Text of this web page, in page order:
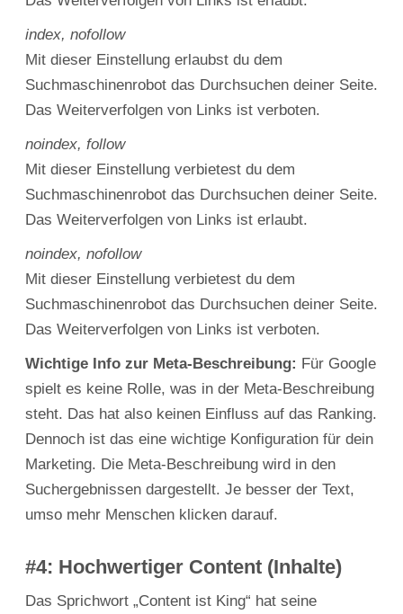
index, nofollow
Mit dieser Einstellung erlaubst du dem
Suchmaschinenrobot das Durchsuchen deiner Seite.
Das Weiterverfolgen von Links ist verboten.
noindex, follow
Mit dieser Einstellung verbietest du dem
Suchmaschinenrobot das Durchsuchen deiner Seite.
Das Weiterverfolgen von Links ist erlaubt.
noindex, nofollow
Mit dieser Einstellung verbietest du dem
Suchmaschinenrobot das Durchsuchen deiner Seite.
Das Weiterverfolgen von Links ist verboten.
Wichtige Info zur Meta-Beschreibung: Für Google
spielt es keine Rolle, was in der Meta-Beschreibung
steht. Das hat also keinen Einfluss auf das Ranking.
Dennoch ist das eine wichtige Konfiguration für dein
Marketing. Die Meta-Beschreibung wird in den
Suchergebnissen dargestellt. Je besser der Text,
umso mehr Menschen klicken darauf.
#4: Hochwertiger Content (Inhalte)
Das Sprichwort „Content ist King“ hat seine